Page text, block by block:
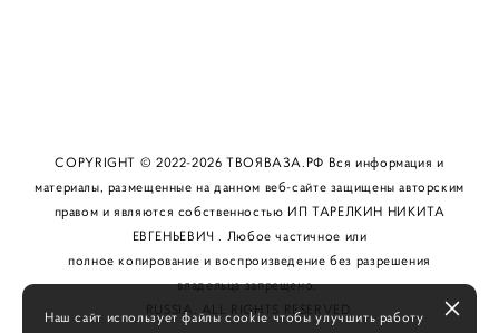
COPYRIGHT © 2022-2026 ТВОЯВАЗА.РФ Вся информация и
материалы, размещенные на данном веб-сайте защищены авторским
правом и являются собственностью ИП ТАРЕЛКИН НИКИТА
ЕВГЕНЬЕВИЧ . Любое частичное или
полное копирование и воспроизведение без разрешения
владельца запрещено.
RUSSIA. ALL RIGHTS RESERVED.
Наш сайт использует файлы cookie чтобы улучшить работу